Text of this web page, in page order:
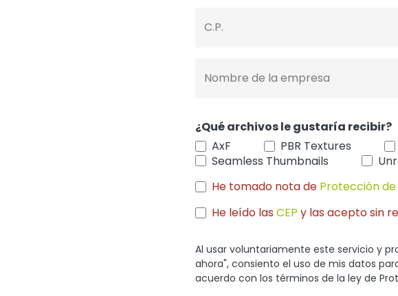
C.P.
Nombre de la empresa
¿Qué archivos le gustaría recibir?
AxF
PBR Textures
Seamless Thumbnails
He tomado nota de Protección de
He leído las CEP y las acepto sin
Al usar voluntariamente este servicio y
ahora", consiento el uso de mis datos
acuerdo con los términos de la ley de